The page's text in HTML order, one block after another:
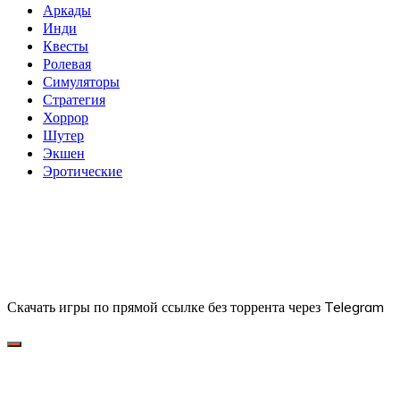
Аркады
Инди
Квесты
Ролевая
Симуляторы
Стратегия
Хоррор
Шутер
Экшен
Эротические
Скачать игры по прямой ссылке без торрента через Telegram